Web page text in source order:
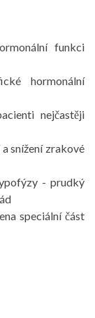
funkci
hormonální
nejčastěji
snížení zrakové
- prudký
speciální část